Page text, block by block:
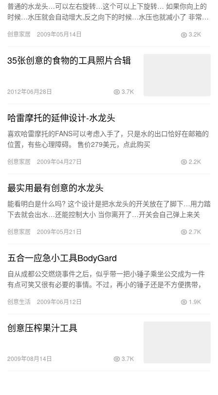
普通的水龙头…可以左右旋转…这个可以上下旋转… 如果你向上的
时候…水压就会自动增大,反之向下的时候…水压也就减小了 非常…
创意家居 2009年05月14日 3.2K
35张创意的食物的工具照片合辑
2012年06月28日 3.7K
哈雷摩托的延伸设计-水龙头
喜欢哈雷摩托的FANS可以考虑入手了，只是水的出口恰好在邮箱的
位置，有些心理障碍。 售价279美元，点此购买
创意家居 2009年04月27日 2.2K
最实用最有创意的水龙头
能看明白是什么吗? 这个设计是把水龙头的开关放在了脚下…用力踏
下去就会出水…还能控制大小 当你离开了…开关会自己弹上来关
创意家居 2009年05月21日 2.7K
五合一应急小工具BodyGard
自从成都公交燃烧事件之后，似乎带一把小锤子乘坐公交成为一件
有点可笑又很有必要的事情。不过，再小的锤子还是不方便携带，
创意生活 2009年06月12日 1.9K
创意压榨果汁工具
2009年08月14日 3.7K